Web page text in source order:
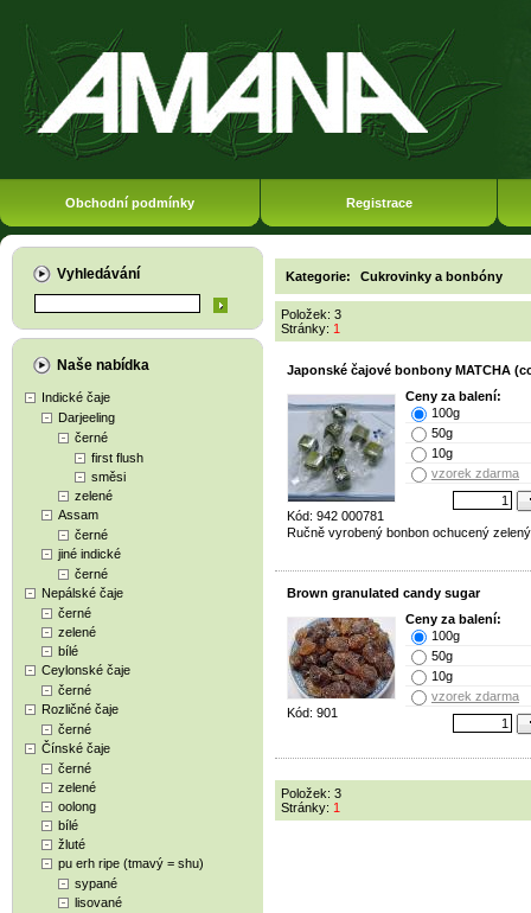
Obchodní podmínky Registrace
Vyhledávání
Naše nabídka
Indické čaje
Darjeeling
černé
first flush
směsi
zelené
Assam
černé
jiné indické
černé
Nepálské čaje
černé
zelené
bílé
Ceylonské čaje
černé
Rozličné čaje
černé
Čínské čaje
černé
zelené
oolong
bílé
žluté
pu erh ripe (tmavý = shu)
sypané
lisované
Kategorie: Cukrovinky a bonbóny
Položek: 3
Stránky: 1
Japonské čajové bonbony MATCHA
Kód: 942 000781
Ceny za balení:
100g
50g
10g
vzorek zdarma
Ručně vyrobený bonbon ochucený
Brown granulated candy sugar
Kód: 901
Ceny za balení:
100g
50g
10g
vzorek zdarma
Položek: 3
Stránky: 1